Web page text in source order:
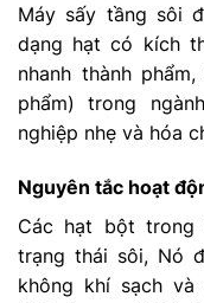
Máy sấy tầng sôi
dạng hạt có kích
nhanh thành
phẩm) trong
nghiệp nhẹ và hóa
Nguyên tắc hoạt
Các hạt bột trong
trạng thái sôi, Nó
không khí sạch